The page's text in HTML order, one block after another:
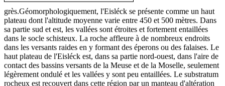
grès.Géomorphologiquement, l'Eisléck se présente comme un haut
plateau dont l'altitude moyenne varie entre 450 et 500 mètres. Dans
sa partie sud et est, les vallées sont étroites et fortement entaillées
dans le socle schisteux. La roche affleure à de nombreux endroits
dans les versants raides en y formant des éperons ou des falaises. Le
haut plateau de l'Eisléck est, dans sa partie nord-ouest, dans l'aire de
contact des bassins versants de la Meuse et de la Moselle, seulement
légèrement ondulé et les vallées y sont peu entaillées. Le substratum
rocheux est recouvert dans cette région par un manteau d'altération